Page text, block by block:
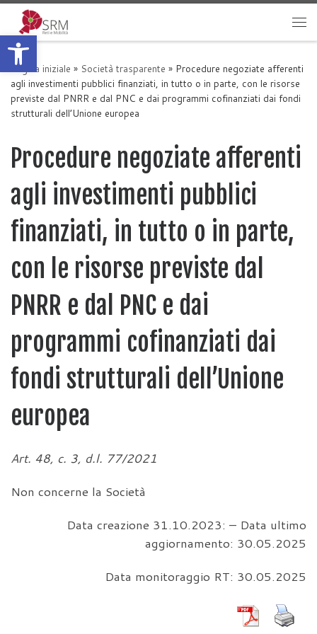
Apri la barra degli strumenti
Passa al contenuto
Pagina iniziale » Società trasparente » Procedure negoziate afferenti
agli investimenti pubblici finanziati, in tutto o in parte, con le risorse
previste dal PNRR e dal PNC e dai programmi cofinanziati dai fondi
strutturali dell’Unione europea
Procedure negoziate afferenti
agli investimenti pubblici
finanziati, in tutto o in parte,
con le risorse previste dal
PNRR e dal PNC e dai
programmi cofinanziati dai
fondi strutturali dell’Unione
europea
Art. 48, c. 3, d.l. 77/2021
Non concerne la Società
Data creazione 31.10.2023: – Data ultimo
aggiornamento: 30.05.2025
Data monitoraggio RT: 30.05.2025